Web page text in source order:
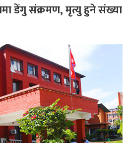
डेंगु संक्रमण, मृत्यु हुने संख्या